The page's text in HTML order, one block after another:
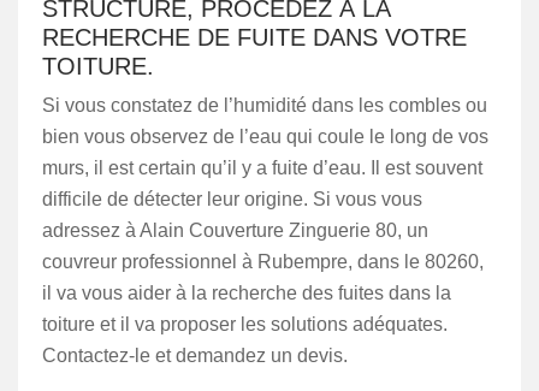
STRUCTURE, PROCÉDEZ À LA
RECHERCHE DE FUITE DANS VOTRE
TOITURE.
Si vous constatez de l’humidité dans les combles ou
bien vous observez de l’eau qui coule le long de vos
murs, il est certain qu’il y a fuite d’eau. Il est souvent
difficile de détecter leur origine. Si vous vous
adressez à Alain Couverture Zinguerie 80, un
couvreur professionnel à Rubempre, dans le 80260,
il va vous aider à la recherche des fuites dans la
toiture et il va proposer les solutions adéquates.
Contactez-le et demandez un devis.